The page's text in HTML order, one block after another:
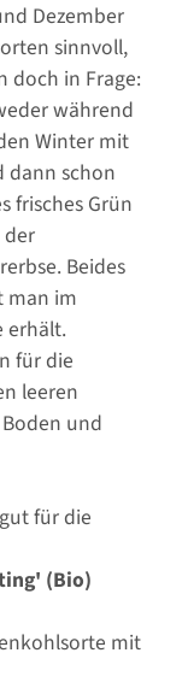
Dezember
sinnvoll,
doch in Frage:
während
Winter mit
dann schon
frisches Grün
der
Beides
man im
erhält.
für die
leeren
und
für die
(Bio)
mit